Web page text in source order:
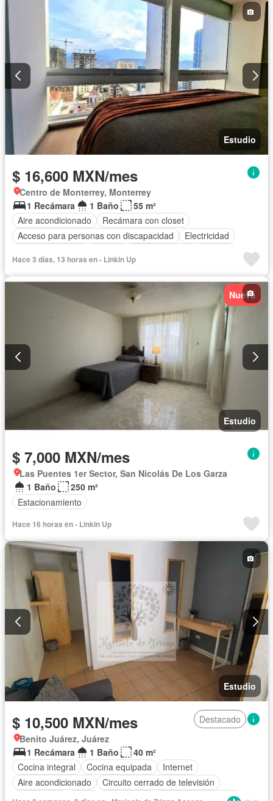
Estudio
$ 16,600 MXN/mes
Centro de Monterrey, Monterrey
1 Recámara
1 Baño
55 m²
Aire acondicionado
Recámara con closet
Acceso para personas con discapacidad
Electricidad
Elevador
Despacho Vista panorámica
Agua
Hace 3 días, 13 horas en - Linkin Up
Nuevo
Estudio
$ 7,000 MXN/mes
Las Puentes 1er Sector, San Nicolás De Los Garza
1 Baño
250 m²
Estacionamiento
Hace 16 horas en - Linkin Up
Estudio
$ 10,500 MXN/mes
Destacado
Benito Juárez, Juárez
1 Recámara
1 Baño
40 m²
Cocina integral
Cocina equipada
Internet
Aire acondicionado
Circuito cerrado de televisión
Electricidad
Agua Calefacción
Televisión por cable